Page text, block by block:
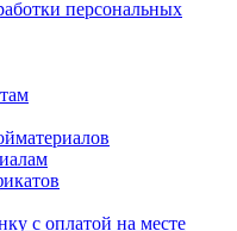
персональных
с оплатой на месте